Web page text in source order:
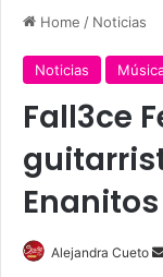
Home / Noticias
Noticias
Fall3ce
Alejandra Cueto